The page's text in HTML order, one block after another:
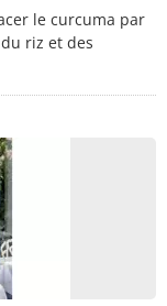
le curcuma par
riz et des